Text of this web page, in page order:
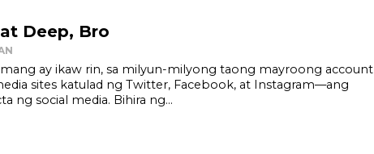
Deep, Bro
ay ikaw rin, sa milyun-milyong taong mayroong account
sites katulad ng Twitter, Facebook, at Instagram—ang
ng social media. Bihira ng...